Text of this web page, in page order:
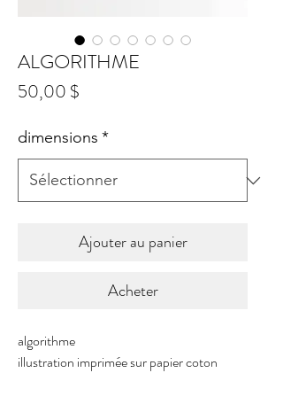
ALGORITHME
50,00 $
dimensions *
Ajouter au panier
Acheter
algorithme
illustration imprimée sur papier coton